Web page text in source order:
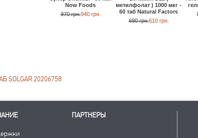
Now Foods
970 грн.940 грн.
метилфолат ) 1000 мкг -
60 таб Natural Factors
690 грн.610 грн.
20206758
ПАРТНЕРЫ